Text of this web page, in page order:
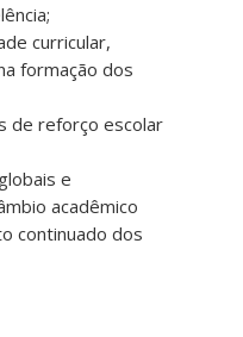
curricular,
formação dos
de reforço escolar
e
acadêmico
continuado dos